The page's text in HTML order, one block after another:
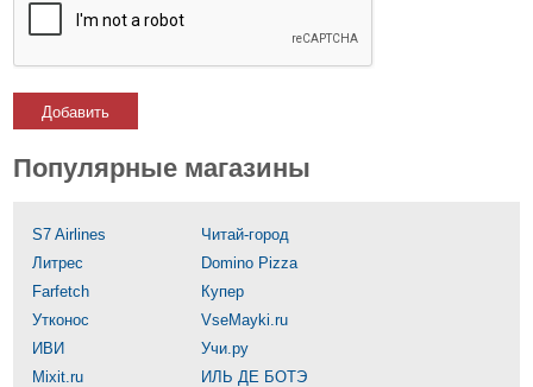
Добавить
Популярные магазины
S7 Airlines
Читай-город
Литрес
Domino Pizza
Farfetch
Купер
Утконос
VseMayki.ru
ИВИ
Учи.ру
Mixit.ru
ИЛЬ ДЕ БОТЭ